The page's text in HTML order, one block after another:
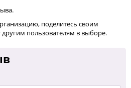
поделитесь своим
пользователям в выборе.